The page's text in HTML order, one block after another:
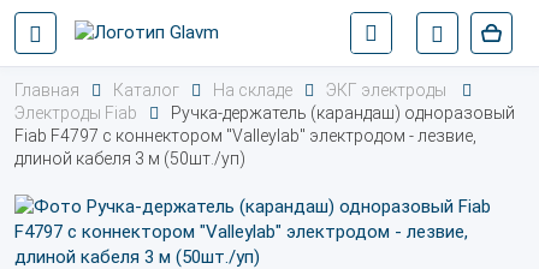
Главная Каталог На складе
ЭКГ электроды
Электроды Fiab
Ручка-держатель (карандаш) одноразовый
Fiab F4797 с коннектором "Valleylab" электродом - лезвие,
длиной кабеля 3 м (50шт./уп)